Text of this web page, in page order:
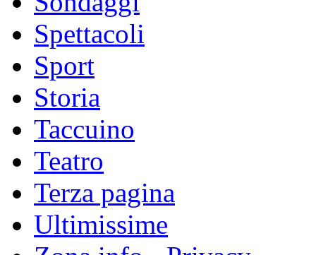
Spettacoli
Sport
Storia
Taccuino
Teatro
Terza pagina
Ultimissime